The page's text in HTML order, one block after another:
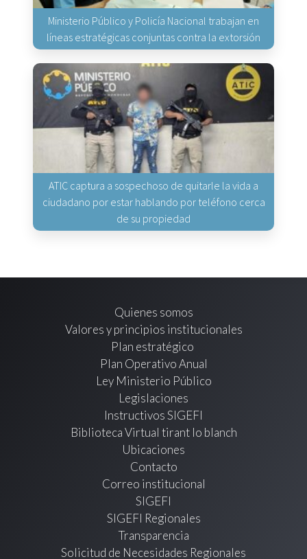
Ministerio Público y Policía Nacional trabajan en
líneas estratégicas conjuntas contra la extorsión
ATIC captura a sospechoso de quitarle la vida a
ciudadano por estar hablando por teléfono cerca
de su propiedad
Quienes somos
Valores y principios institucionales
Plan estratégico
Plan Operativo Anual
Ley Ministerio Público
Legislaciones
Instructivos SIGEFI
Biblioteca Virtual tirant lo blanch
Ubicaciones
Contacto
Correo institucional
SIGEFI
SIGEFI Regionales
Transparencia
Solicitud de Necesidades Regionales